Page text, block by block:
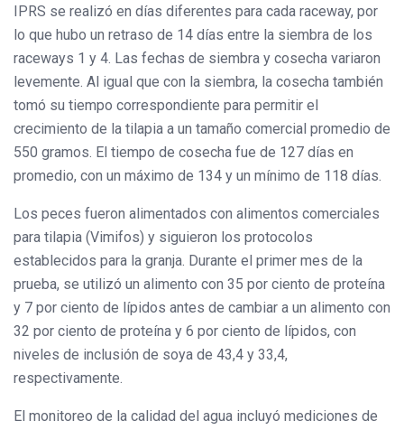
IPRS se realizó en días diferentes para cada raceway, por
lo que hubo un retraso de 14 días entre la siembra de los
raceways 1 y 4. Las fechas de siembra y cosecha variaron
levemente. Al igual que con la siembra, la cosecha también
tomó su tiempo correspondiente para permitir el
crecimiento de la tilapia a un tamaño comercial promedio de
550 gramos. El tiempo de cosecha fue de 127 días en
promedio, con un máximo de 134 y un mínimo de 118 días.
Los peces fueron alimentados con alimentos comerciales
para tilapia (Vimifos) y siguieron los protocolos
establecidos para la granja. Durante el primer mes de la
prueba, se utilizó un alimento con 35 por ciento de proteína
y 7 por ciento de lípidos antes de cambiar a un alimento con
32 por ciento de proteína y 6 por ciento de lípidos, con
niveles de inclusión de soya de 43,4 y 33,4,
respectivamente.
El monitoreo de la calidad del agua incluyó mediciones de